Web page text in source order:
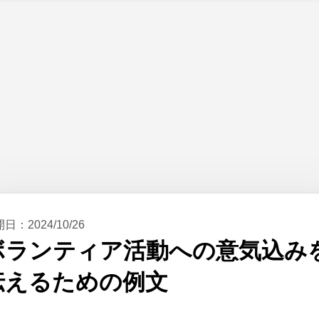
日： 2024/10/26
ランティア活動への意気込み
えるための例文